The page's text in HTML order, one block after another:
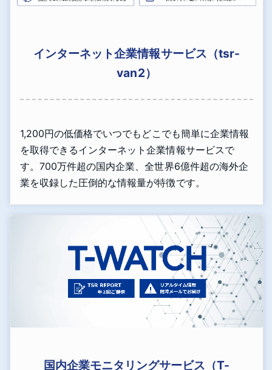
インターネット企業情報サービス（tsr-
van2）
1,200円の低価格でいつでもどこでも簡単に企業情報
を取得できるインターネット企業情報サービスで
す。700万件超の国内企業、全世界6億件超の海外企
業を収録した圧倒的な情報量が特徴です。
国内企業モニタリングサービス（T-